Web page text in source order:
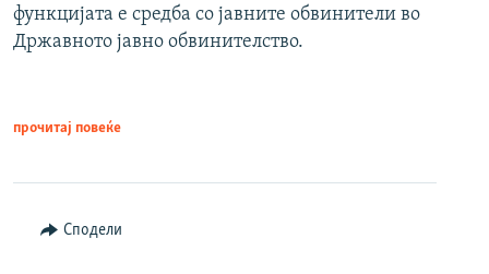
функцијата е средба со јавните обвинители во
Државното јавно обвинителство.
прочитај повеќе
Сподели